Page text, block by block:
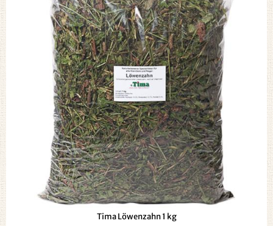
Tima Löwenzahn 1 kg